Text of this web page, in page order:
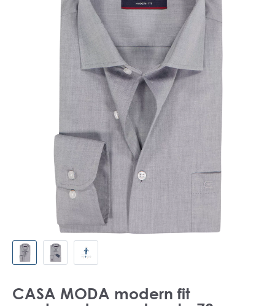
CASA MODA modern fit